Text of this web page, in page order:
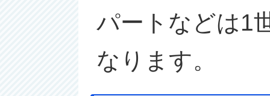
パートなどは1
なります。